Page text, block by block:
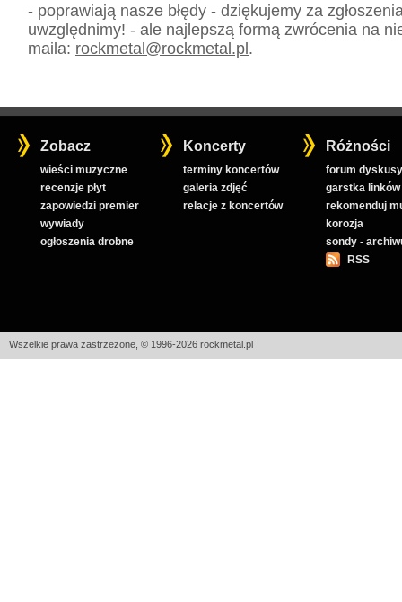
- poprawiają nasze błędy - dziękujemy za
uwzględnimy! - ale najlepszą formą zwrócenia na
maila: rockmetal@rockmetal.pl.
Zobacz
wieści muzyczne
recenzje płyt
zapowiedzi premier
wywiady
ogłoszenia drobne
Koncerty
terminy koncertów
galeria zdjęć
relacje z koncertów
Różności
forum
garstka linków
rekomenduj
korozja
sondy -
RSS
Wszelkie prawa zastrzeżone, © 1996-2026 rockmetal.pl